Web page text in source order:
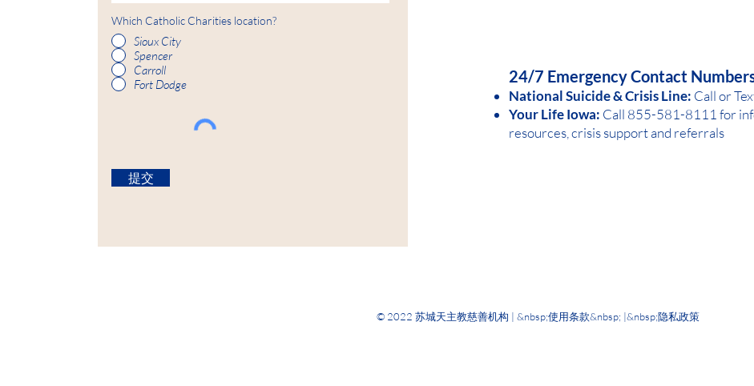
Which Catholic Charities location?
Sioux City
Spencer
Carroll
Fort Dodge
提交
24/7 Emergency Contact
National Suicide &Crisis Line: Call or
Your Life Iowa: Call 855-581-81 11 for inf
resources, crisis support and referrals
© 2022 苏城天主教慈善机构 | &nbsp;使用条款&nbsp; |&nbsp;隐私政策